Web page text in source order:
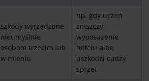
szkody wyrządzone
nieumyślnie
osobom trzecim lub
w mieniu
np. gdy uczeń
zniszczy
wyposażenie
hotelu albo
uszkodzi cudzy
sprzęt